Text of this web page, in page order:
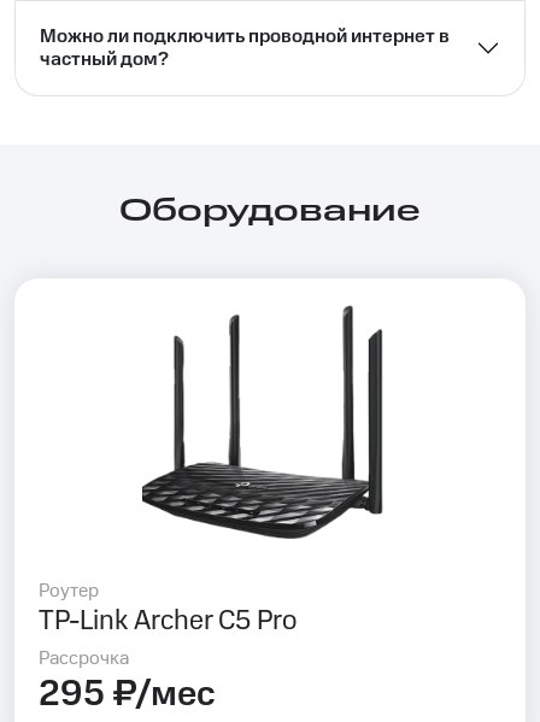
Можно ли подключить проводной интернет в
частный дом?⁣⁣
Оборудование
Роутер
TP-Link Archer C5 Pro
Рассрочка
295 ₽/мес